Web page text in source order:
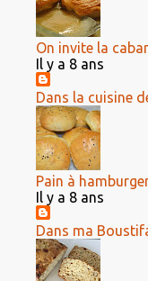
On invite la
Il y a 8 ans
Dans la cuisine
Pain à
Il y a 8 ans
Dans ma